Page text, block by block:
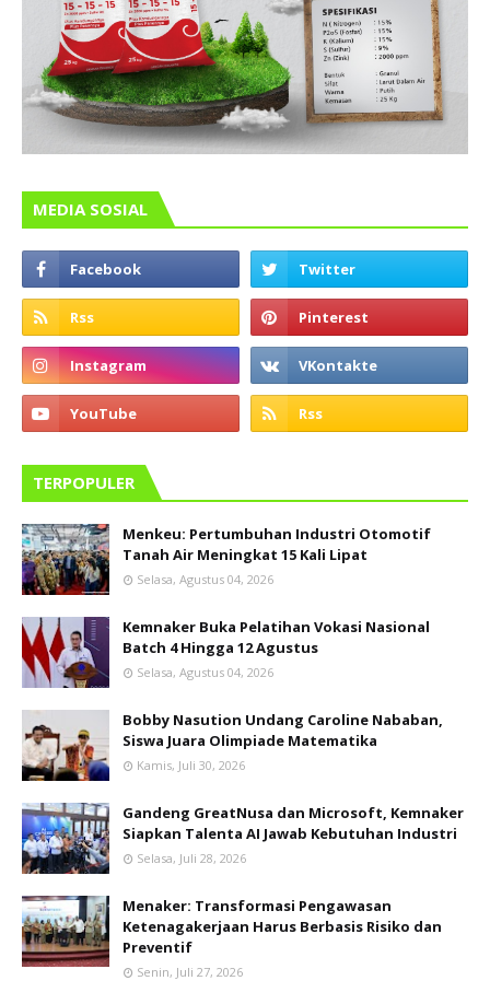
MEDIA SOSIAL
TERPOPULER
Menkeu: Pertumbuhan Industri Otomotif
Tanah Air Meningkat 15 Kali Lipat
Selasa, Agustus 04, 2026
Kemnaker Buka Pelatihan Vokasi Nasional
Batch 4 Hingga 12 Agustus
Selasa, Agustus 04, 2026
Bobby Nasution Undang Caroline Nababan,
Siswa Juara Olimpiade Matematika
Kamis, Juli 30, 2026
Gandeng GreatNusa dan Microsoft, Kemnaker
Siapkan Talenta AI Jawab Kebutuhan Industri
Selasa, Juli 28, 2026
Menaker: Transformasi Pengawasan
Ketenagakerjaan Harus Berbasis Risiko dan
Preventif
Senin, Juli 27, 2026